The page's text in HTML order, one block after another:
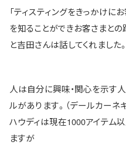
「ティスティングをきっかけ
を知ることができお客さまとの
と吉田さんは話してくれました。
人は自分に興味・関心を示す
ルがあります。（デールカーネ
ハウディは現在1000アイテム
ますが